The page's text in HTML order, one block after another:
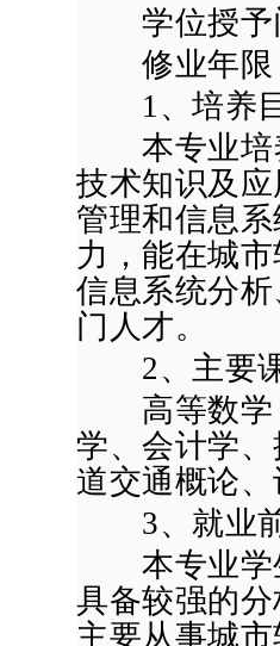
学位授予
修业年限
1 、培养
本专业培养
技术知识及
管理和信息
力，能在城
信息系统分
门人才。
2 、主要
高等数学（
学、会计学
道交通概论
3、就业
本专业学生
具备较强的
主要从事城